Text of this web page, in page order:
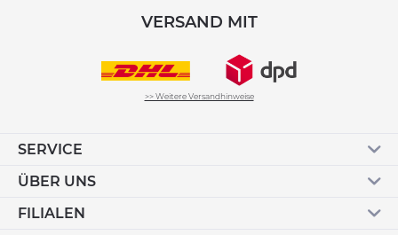
VERSAND MIT
>> Weitere Versandhinweise
SERVICE
ÜBER UNS
FILIALEN